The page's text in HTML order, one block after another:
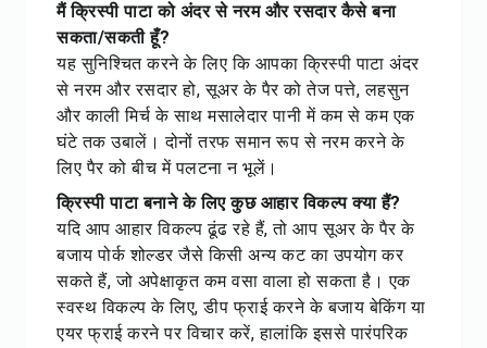
मैं क्रिस्पी पाटा को अंदर से नरम और रसदार कैसे बना
सकता/सकती हूँ?
यह सुनिश्चित करने के लिए कि आपका क्रिस्पी पाटा अंदर
से नरम और रसदार हो, सूअर के पैर को तेज पत्ते, लहसुन
और काली मिर्च के साथ मसालेदार पानी में कम से कम एक
घंटे तक उबालें। दोनों तरफ समान रूप से नरम करने के
लिए पैर को बीच में पलटना न भूलें।
क्रिस्पी पाटा बनाने के लिए कुछ आहार विकल्प क्या हैं?
यदि आप आहार विकल्प ढूंढ रहे हैं, तो आप सूअर के पैर के
बजाय पोर्क शोल्डर जैसे किसी अन्य कट का उपयोग कर
सकते हैं, जो अपेक्षाकृत कम वसा वाला हो सकता है। एक
स्वस्थ विकल्प के लिए, डीप फ्राई करने के बजाय बेकिंग या
एयर फ्राई करने पर विचार करें, हालांकि इससे पारंपरिक